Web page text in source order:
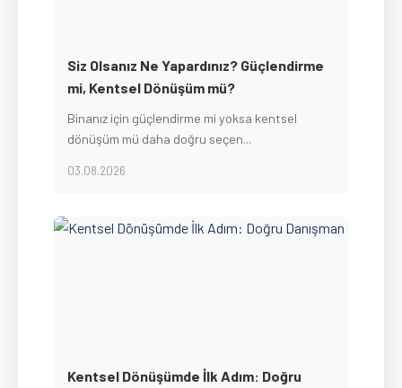
Siz Olsanız Ne Yapardınız? Güçlendirme
mi, Kentsel Dönüşüm mü?
Binanız için güçlendirme mi yoksa kentsel
dönüşüm mü daha doğru seçen...
03.08.2026
Kentsel Dönüşümde İlk Adım: Doğru